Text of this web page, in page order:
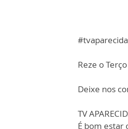
Reze o
Deixe nos
TV
É bom estar